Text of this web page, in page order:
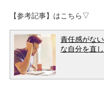
【参考記事】はこちら▽
責任感がな
な自分を直